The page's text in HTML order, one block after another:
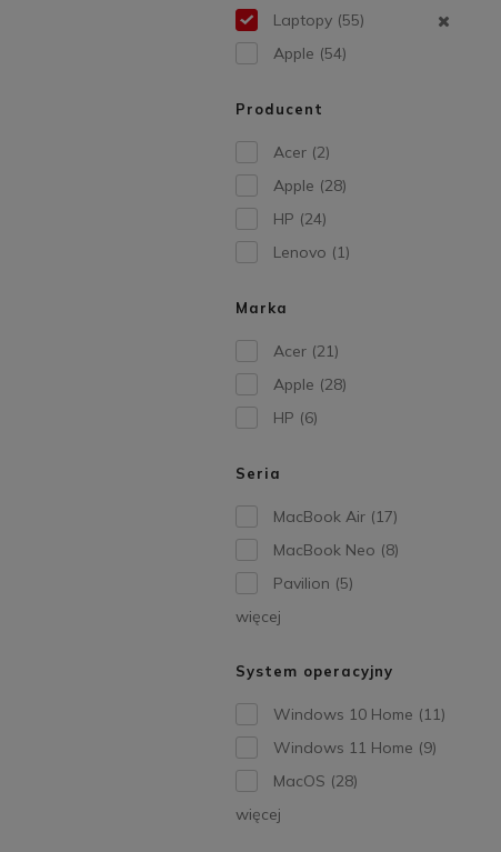
Laptopy (55)
Apple (54)
Producent
Acer (2)
Apple (28)
HP (24)
Lenovo (1)
Marka
Acer (21)
Apple (28)
HP (6)
Seria
MacBook Air (17)
MacBook Neo (8)
Pavilion (5)
więcej
System operacyjny
Windows 10 Home (11)
Windows 11 Home (9)
MacOS (28)
więcej